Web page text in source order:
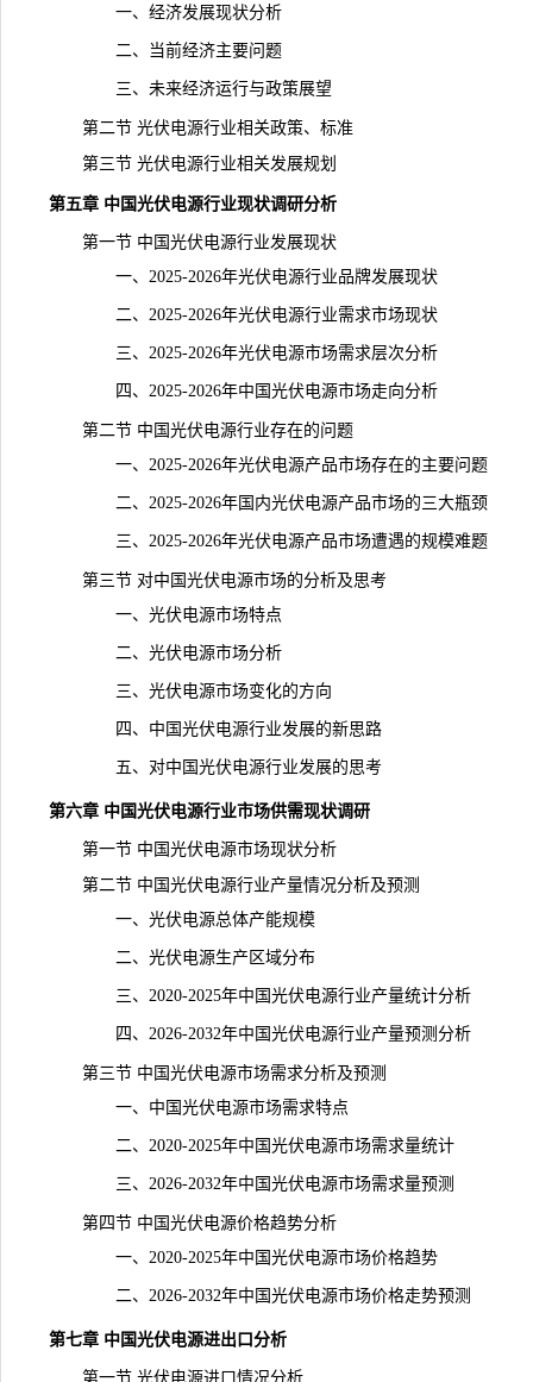
一、经济发展现状分析
二、当前经济主要问题
三、未来经济运行与政策展望
第二节 光伏电源行业相关政策、标准
第三节 光伏电源行业相关发展规划
第五章 中国光伏电源行业现状调研分析
第一节 中国光伏电源行业发展现状
一、2025-2026年光伏电源行业品牌发展现状
二、2025-2026年光伏电源行业需求市场现状
三、2025-2026年光伏电源市场需求层次分析
四、2025-2026年中国光伏电源市场走向分析
第二节 中国光伏电源行业存在的问题
一、2025-2026年光伏电源产品市场存在的主要问题
二、2025-2026年国内光伏电源产品市场的三大瓶颈
三、2025-2026年光伏电源产品市场遭遇的规模难题
第三节 对中国光伏电源市场的分析及思考
一、光伏电源市场特点
二、光伏电源市场分析
三、光伏电源市场变化的方向
四、中国光伏电源行业发展的新思路
五、对中国光伏电源行业发展的思考
第六章 中国光伏电源行业市场供需现状调研
第一节 中国光伏电源市场现状分析
第二节 中国光伏电源行业产量情况分析及预测
一、光伏电源总体产能规模
二、光伏电源生产区域分布
三、2020-2025年中国光伏电源行业产量统计分析
四、2026-2032年中国光伏电源行业产量预测分析
第三节 中国光伏电源市场需求分析及预测
一、中国光伏电源市场需求特点
二、2020-2025年中国光伏电源市场需求量统计
三、2026-2032年中国光伏电源市场需求量预测
第四节 中国光伏电源价格趋势分析
一、2020-2025年中国光伏电源市场价格趋势
二、2026-2032年中国光伏电源市场价格走势预测
第七章 中国光伏电源进出口分析
第一节 光伏电源进口情况分析